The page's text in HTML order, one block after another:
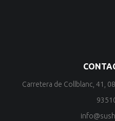
Carretera de Collblanc, 41,